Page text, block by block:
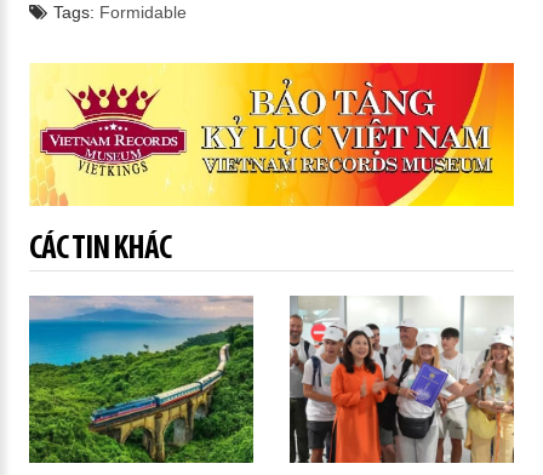
Tags: Formidable
CÁC TIN KHÁC